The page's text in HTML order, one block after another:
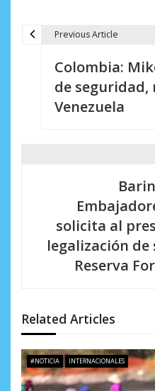
e
e
n
Previous Article
Colombia:
de
Venezuela
solicita al
legalización
Reserva
Related Articles
#NOTICIA INTERNACIONALES